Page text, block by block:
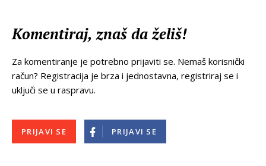
Komentiraj, znaš da želiš!
Za komentiranje je potrebno prijaviti se. Nemaš korisnički
račun? Registracija je brza i jednostavna, registriraj se i
uključi se u raspravu.
PRIJAVI SE PRIJAVI SE